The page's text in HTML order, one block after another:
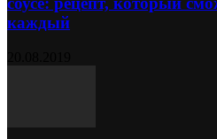
каждый